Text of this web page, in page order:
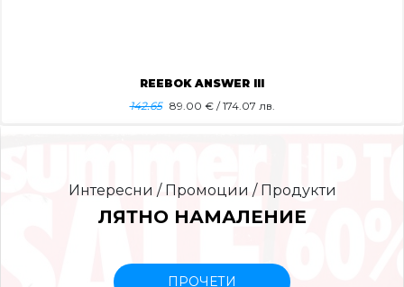
REEBOK ANSWER III
142.65 89.00 € / 174.07 лв.
Интересни / Промоции / Продукти
ЛЯТНО НАМАЛЕНИЕ
ПРОЧЕТИ